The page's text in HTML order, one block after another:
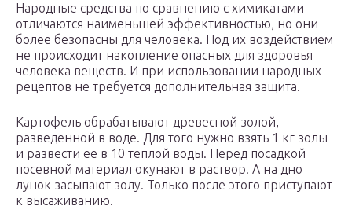
Народные средства по сравнению с химикатами
отличаются наименьшей эффективностью, но они
более безопасны для человека. Под их воздействием
не происходит накопление опасных для здоровья
человека веществ. И при использовании народных
рецептов не требуется дополнительная защита.
Картофель обрабатывают древесной золой,
разведенной в воде. Для того нужно взять 1 кг золы
и развести ее в 10 теплой воды. Перед посадкой
посевной материал окунают в раствор. А на дно
лунок засыпают золу. Только после этого приступают
к высаживанию.